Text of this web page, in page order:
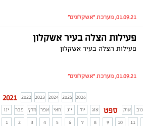
01.09.21, מערכת "אשקלונים"
פעילות הצלה בעיר אשקלון
פעילות הצלה בעיר אשקלון
01.09.21, מערכת "אשקלונים"
2021 2022 2023 2024 2025 2026
ינו
פבר מרץ אפר מאי יונ יול אוג ספט אוק נוב
1
2 3 4 5 6 7 8 9 10 11